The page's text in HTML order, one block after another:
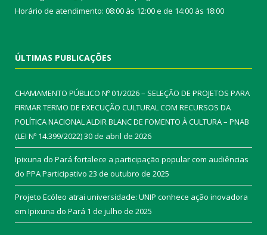
Horário de atendimento: 08:00 às 12:00 e de 14:00 às 18:00
ÚLTIMAS PUBLICAÇÕES
CHAMAMENTO PÚBLICO Nº 01/2026 – SELEÇÃO DE PROJETOS PARA
FIRMAR TERMO DE EXECUÇÃO CULTURAL COM RECURSOS DA
POLÍTICA NACIONAL ALDIR BLANC DE FOMENTO À CULTURA – PNAB
(LEI Nº 14.399/2022)30 de abril de 2026
Ipixuna do Pará fortalece a participação popular com audiências
do PPA Participativo 23 de outubro de 2025
Projeto Ecóleo atrai universidade: UNIP conhece ação inovadora
em Ipixuna do Pará 1 de julho de 2025